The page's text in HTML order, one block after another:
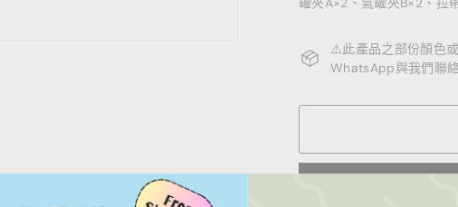
⚠️此產品之部份顏色
WhatsApp與我們聯